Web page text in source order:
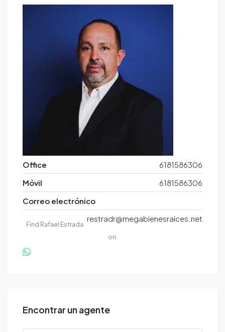
Office
6181586306
Móvil
6181586306
Correo electrónico
restradr@megabienesraices.net
Find Rafael Estrada
on:
Encontrar un agente